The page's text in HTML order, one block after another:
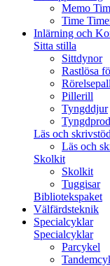
Memo
Time
Inlärning och
Sitta stilla
Sittdynor
Rastlösa
Rörelsepall
Pillerill
Tyngddjur
Läs och skrivstöd
Läs och
Skolkit
Skolkit
Tuggisar
Bibliotekspaket
Välfärdsteknik
Specialcyklar
Specialcyklar
Parcykel